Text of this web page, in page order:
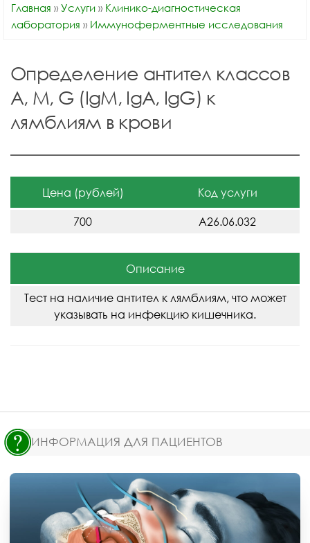
Главная » Услуги » Клинико-диагностическая
лаборатория » Иммуноферментные исследования
Определение антител классов
A, M, G (IgM, IgA, IgG) к
лямблиям в крови
Цена (рублей) Код услуги
700 A26.06.032
Описание
Тест на наличие антител к лямблиям, что может
указывать на инфекцию кишечника.
ИНФОРМАЦИЯ ДЛЯ ПАЦИЕНТОВ